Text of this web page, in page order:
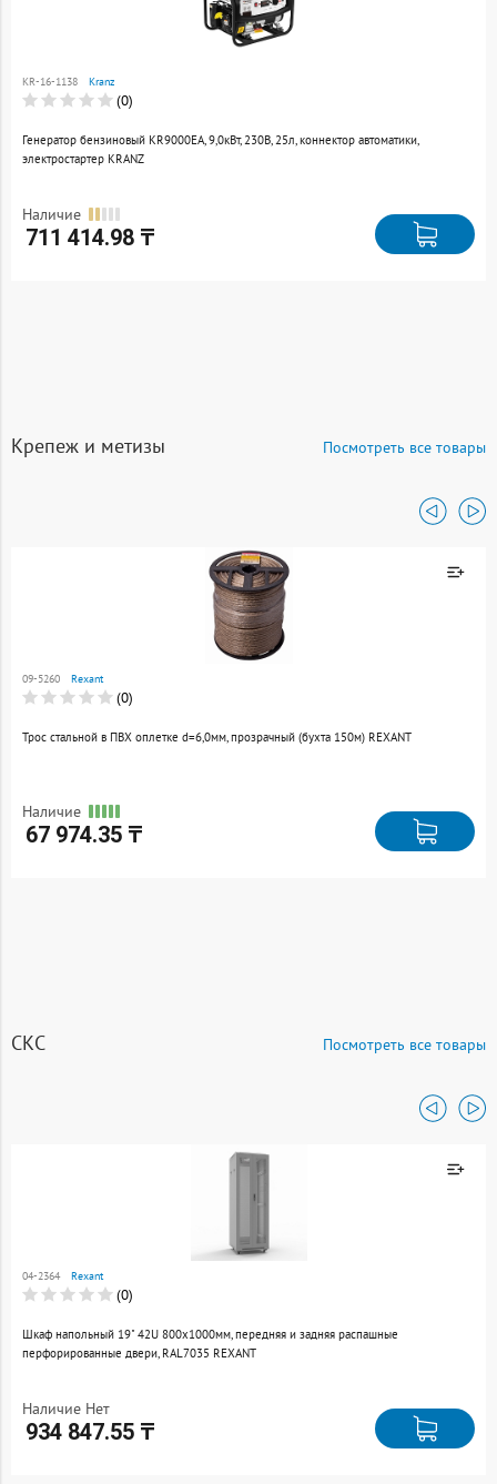
Товар добавлен к
KR-16-1138 Kranz
(0)
Генератор бензиновый KR9000EA, 9,0кВт, 230В, 25л, коннектор автоматики,
электростартер KRANZ
Наличие
711 414.98 ₸
Крепеж и метизы Посмотреть все товары
Товар добавлен к
сравнению
09-5260 Rexant
(0)
Трос стальной в ПВХ оплетке d=6,0мм, прозрачный (бухта 150м) REXANT
Наличие
67 974.35 ₸
СКС Посмотреть все товары
04-2364 Rexant
(0)
Шкаф напольный 19" 42U 800х1000мм, передняя и задняя распашные
перфорированные двери, RAL7035 REXANT
Наличие Нет
934 847.55 ₸